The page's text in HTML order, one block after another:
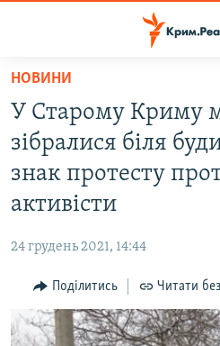
Перейти
основного
матеріалу
Перейти
до
основної
Перейти
пошуку
ВОДА.КРИМ
ВІДЕО ТА ФОТО
ПОЛІТИКА
ПОГЛЯД
ІНТЕРВ'Ю
ВСЕ ЗА ДЕНЬ
НОВИНИ
У Старому Криму
зібралися біля
знак протесту
активісти
24 грудень 2021, 14:44
Поділитись Читати